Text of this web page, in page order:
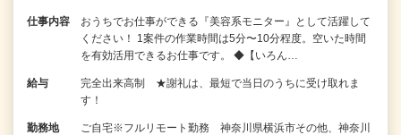
仕事内容
おうちでお仕事ができる『美容系モニター』として活躍して
ください！ 1案件の作業時間は5分〜10分程度。空いた時間
を有効活用できるお仕事です。 ◆【いろん…
給与
完全出来高制 ★謝礼は、最短で当日のうちに受け取れま
す！
勤務地
ご自宅※フルリモート勤務 神奈川県横浜市その他、神奈川